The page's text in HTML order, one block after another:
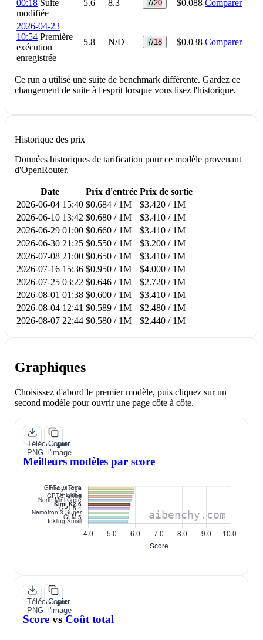
00:18 Suite
modifiée
5.6 8.3 7/20 $0.088 Comparer
2026-04-23
10:54 Première
exécution
enregistrée
5.8 N/D 7/18 $0.038 Comparer
Ce run a utilisé une suite de benchmark différente. Gardez ce
changement de suite à l'esprit lorsque vous lisez l'historique.
Historique des prix
Données historiques de tarification pour ce modèle provenant
d'OpenRouter.
Date Prix d'entrée Prix de sortie
2026-06-04 15:40 $0.684 / 1M
$3.420 / 1M
2026-06-10 13:42 $0.680 / 1M
$3.410 / 1M
2026-06-29 01:00 $0.660 / 1M
$3.410 / 1M
2026-06-30 21:25 $0.550 / 1M
$3.200 / 1M
2026-07-08 21:00 $0.650 / 1M
$3.410 / 1M
2026-07-16 15:36 $0.950 / 1M
$4.000 / 1M
2026-07-25 03:22 $0.646 / 1M
$2.720 / 1M
2026-08-01 01:38 $0.600 / 1M
$3.410 / 1M
2026-08-04 12:41 $0.589 / 1M
$2.480 / 1M
2026-08-07 22:44 $0.580 / 1M $2.440 / 1M
Graphiques
Choisissez d'abord le premier modèle, puis cliquez sur un
second modèle pour ouvrir une page côte à côte.
Télécharger
PNG
Copier
l'image
Meilleurs modèles par score
Télécharger
PNG
Copier
l'image
Score vs Coût total